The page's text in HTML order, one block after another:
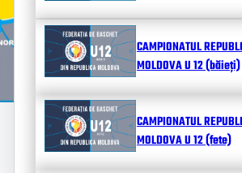
CAMPIONATUL
MOLDOVA U 12 (băieți)
CAMPIONATUL
MOLDOVA U 12 (fete)